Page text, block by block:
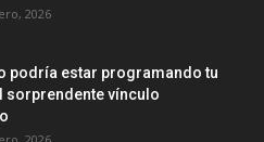
2026
podría estar programando tu
sorprendente vínculo